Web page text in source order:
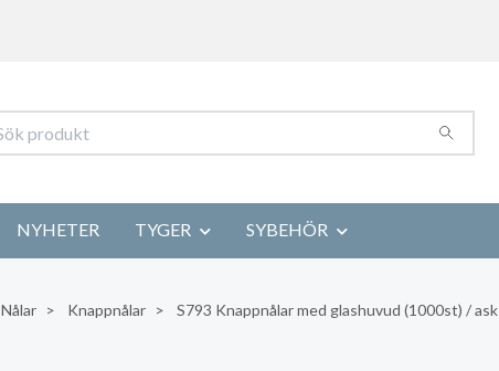
NYHETER TYGER SYBEHÖR
Nålar Knappnålar S793 Knappnålar med glashuvud (1000st) / ask